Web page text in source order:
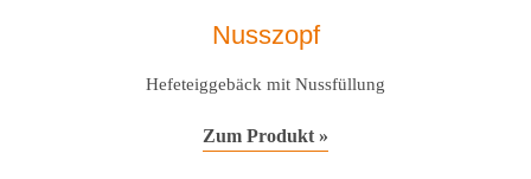
Nusszopf
Hefeteiggebäck mit Nussfüllung
Zum Produkt »